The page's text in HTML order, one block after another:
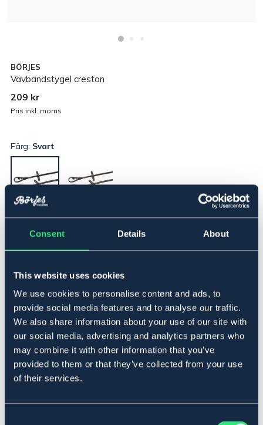
Consent Details About
This website uses cookies
We use cookies to personalise content and ads, to
provide social media features and to analyse our traffic.
We also share information about your use of our site with
our social media, advertising and analytics partners who
may combine it with other information that you’ve
provided to them or that they’ve collected from your use
of their services.
BÖRJES
Vävbandstygel creston
209 kr
Pris inkl. moms
Färg: Svart
Full
I lager Se lager i butik
Produktbeskrivning
Vävribbtygel med stoppar i läder för ett bättre grepp.
Material: